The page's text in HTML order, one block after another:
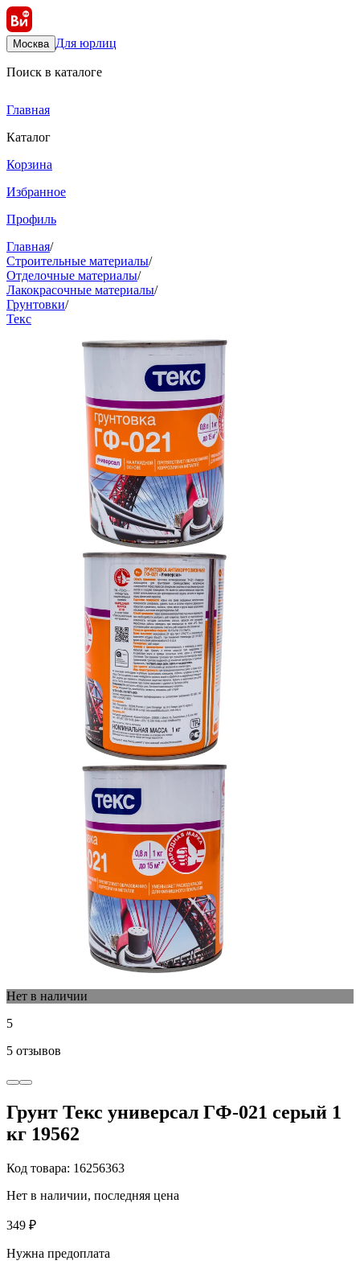
Москва Для юрлиц
Поиск в каталоге
Главная
Каталог
Корзина
Избранное
Профиль
Главная/
Строительные материалы/
Отделочные материалы/
Лакокрасочные материалы/
Грунтовки/
Текс
Нет в наличии
5
5 отзывов
Грунт Текс универсал ГФ-021 серый 1
кг 19562
Код товара: 16256363
Нет в наличии, последняя цена
349 ₽
Нужна предоплата